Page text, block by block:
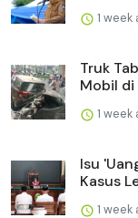
1 week
Truk
Mobil di
1 week
Isu
Kasus
1 week